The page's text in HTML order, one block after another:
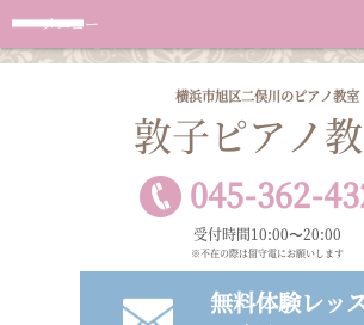
横浜市旭区二俣川のピアノ教室
敦子ピアノ
045-362-
受付時間10:00〜20:00
※不在の際は留守電にお願いします
無料体験レッ
メニュー